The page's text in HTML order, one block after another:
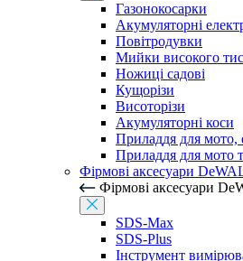
Газонокосарки
Акумуляторні
Повітродувки
Мийки високого
Ножиці садові
Кущорізи
Висоторізи
Акумуляторні коси
Приладдя для мото,
Приладдя для мото
Фірмові аксесуари
Фірмові аксесуари
SDS-Max
SDS-Plus
Інструмент